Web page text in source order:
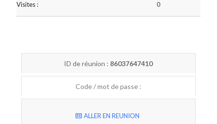
Visites : 0
ID de réunion : 86037647410
Code / mot de passe :
ALLER EN REUNION